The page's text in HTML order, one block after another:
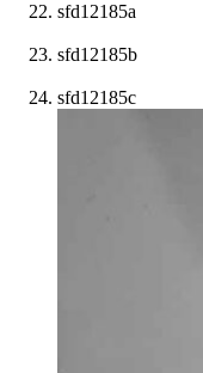
sfd12185a
sfd12185b
sfd12185c